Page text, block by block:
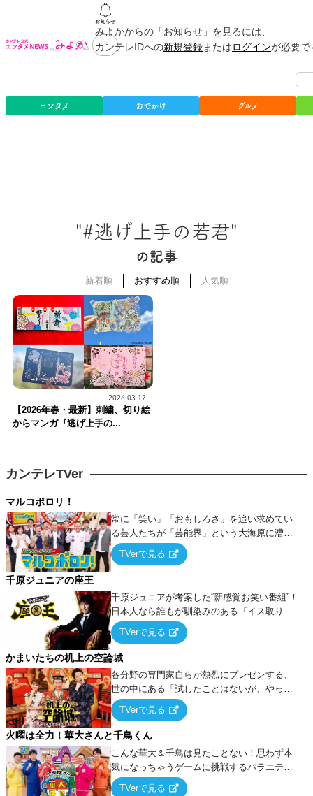
みよかからの「お知らせ」を見るには、
カンテレIDへの新規登録またはログインが必要
エンタメ おでかけ グルメ
"#逃げ上手の若君"
の記事
新着順 おすすめ順 人気順
2026.03.17
【2026年春・最新】刺繍、切り絵
からマンガ『逃げ上手の...
カンテレTVer
マルコポロリ！
常に「笑い」「おもしろさ」を追い求めてい
る芸人たちが「芸能界」という大海原に漕ぎ
出でて、新たなオモシロ人間を発掘する！
TVerで見る
千原ジュニアの座王
千原ジュニアが考案した“新感覚お笑い番組”！
日本人なら誰もが馴染みのある『イス取りゲ
ーム』をベースに、大喜利・ギャグ・モノボ
ケ・歌…など様々なお題で芸人がショートネ
タを競い合う！
TVerで見る
かまいたちの机上の空論城
各分野の専門家自らが熱烈にプレゼンする、
世の中にある「試したことはないが、やって
みたらこうなる！…ハズ」という“机上の空
論”に若手芸人らがカラダを張って挑む！
TVerで見る
火曜は全力！華大さんと千鳥くん
こんな華大＆千鳥は見たことない！思わず本
気になっちゃうゲームに挑戦するバラエティ
ー！
TVerで見る